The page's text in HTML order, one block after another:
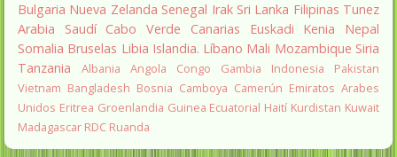
Bulgaria Nueva Zelanda Senegal Irak Sri Lanka Filipinas Tunez
Arabia Saudí Cabo Verde Canarias Euskadi Kenia
Nepal
Somalia Bruselas Libia Islandia. Líbano Mali Mozambique Siria
Tanzania
Albania Angola Congo Gambia Indonesia
Pakistan
Vietnam Bangladesh Bosnia Camboya Camerún Emiratos Arabes
Unidos Eritrea Groenlandia Guinea Ecuatorial Haití Kurdistan Kuwait
Madagascar RDC Ruanda